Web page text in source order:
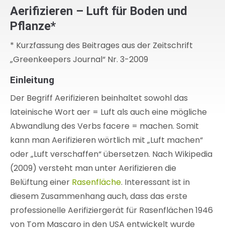
Aerifizieren – Luft für Boden und
Pflanze*
* Kurzfassung des Beitrages aus der Zeitschrift
„Greenkeepers Journal“ Nr. 3-2009
Einleitung
Der Begriff Aerifizieren beinhaltet sowohl das
lateinische Wort aer = Luft als auch eine mögliche
Abwandlung des Verbs facere = machen. Somit
kann man Aerifizieren wörtlich mit „Luft machen“
oder „Luft verschaffen“ übersetzen. Nach Wikipedia
(2009) versteht man unter Aerifizieren die
Belüftung einer Rasenfläche. Interessant ist in
diesem Zusammenhang auch, dass das erste
professionelle Aerifiziergerät für Rasenflächen 1946
von Tom Mascaro in den USA entwickelt wurde